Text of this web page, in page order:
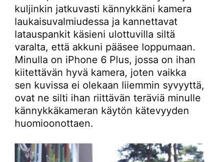
kuljinkin jatkuvasti kännykkäni kamera
laukaisuvalmiudessa ja kannettavat
latauspankit käsieni ulottuvilla siltä
varalta, että akkuni pääsee loppumaan.
Minulla on iPhone 6 Plus, jossa on ihan
kiitettävän hyvä kamera, joten vaikka
sen kuvissa ei olekaan liiemmin syvyyttä,
ovat ne silti ihan riittävän teräviä minulle
kännykkäkameran käytön kätevyyden
huomioonottaen.